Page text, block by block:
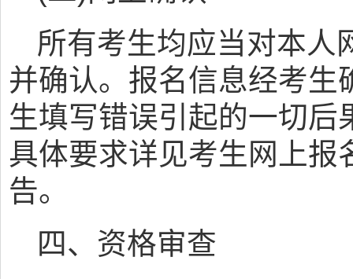
所有考生均应当对本人
并确认。报名信息经考生
生填写错误引起的一切后
具体要求详见考生网上报
告。
四、资格审查